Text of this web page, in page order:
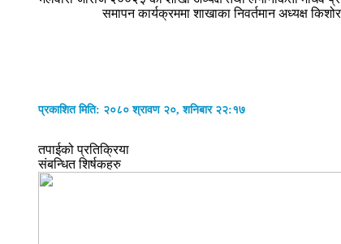
समापन कार्यक्रममा शाखाका निवर्तमान अध्यक्ष
प्रकाशित मिति: २०८० श्रावण २०, शनिबार २२:१७
तपाईको प्रतिक्रिया
संबन्धित शिर्षकहरु